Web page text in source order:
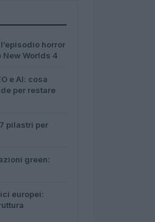
horror
New Worlds 4
e AI: cosa
per restare
pilastri per
green:
europei: